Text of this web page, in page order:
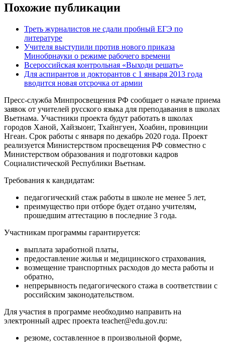
Похожие публикации
Треть журналистов не сдали пробный ЕГЭ по
литературе
Учителя выступили против нового приказа
Минобрнауки о режиме рабочего времени
Всероссийская контрольная «Выходи решать»
Для аспирантов и докторантов с 1 января 2013 года
вводится новая отсрочка от армии
Пресс-служба Минпросвещения РФ сообщает о начале приема
заявок от учителей русского языка для преподавания в школах
Вьетнама. Участники проекта будут работать в школах
городов Ханой, Хайзыонг, Тхайнгуен, Хоабин, провинции
Нгеан. Срок работы с января по декабрь 2020 года. Проект
реализуется Министерством просвещения РФ совместно с
Министерством образования и подготовки кадров
Социалистической Республики Вьетнам.
Требования к кандидатам:
педагогический стаж работы в школе не менее 5 лет,
преимущество при отборе будет отдано учителям,
прошедшим аттестацию в последние 3 года.
Участникам программы гарантируется:
выплата заработной платы,
предоставление жилья и медицинского страхования,
возмещение транспортных расходов до места работы и
обратно,
непрерывность педагогического стажа в соответствии с
российским законодательством.
Для участия в программе необходимо направить на
электронный адрес проекта teacher@edu.gov.ru:
резюме, составленное в произвольной форме,